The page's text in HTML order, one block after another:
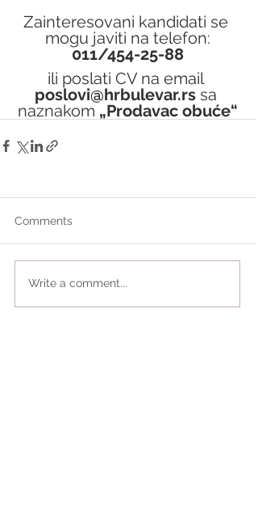
Zainteresovani kandidati se
mogu javiti na telefon:
011/454-25-88
ili poslati CV na email
poslovi@hrbulevar.rs sa
naznakom „Prodavac obuće“
Comments
Write a comment...